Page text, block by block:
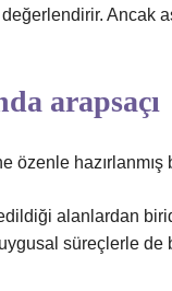
Ancak
arapsaçı
hazırlanmış
alanlardan
süreçlerle de